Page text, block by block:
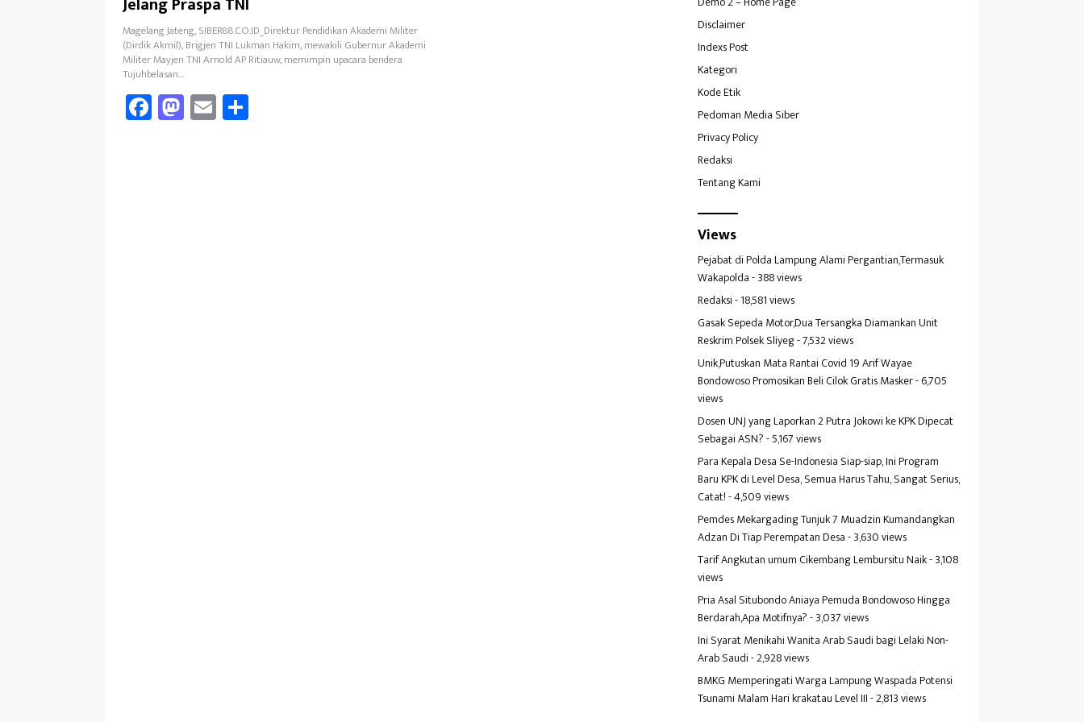
Magelang Jateng, SIBER88.CO.ID_Direktur Pendidikan Akademi Militer
(Dirdik Akmil), Brigjen TNI Lukman Hakim, mewakili Gubernur Akademi
Militer Mayjen TNI Arnold AP Ritiauw, memimpin upacara bendera
Tujuhbelasan…
Fa
ce
M
as
E
m
Disclaimer
Indexs Post
Kategori
Kode Etik
Pedoman Media Siber
Privacy Policy
Redaksi
Tentang Kami
Views
Pejabat di Polda Lampung Alami Pergantian,Termasuk
Wakapolda- 388 views
Redaksi- 18,581 views
Gasak Sepeda Motor,Dua Tersangka Diamankan Unit
Reskrim Polsek Sliyeg- 7,532 views
Unik,Putuskan Mata Rantai Covid 19 Arif Wayae
Bondowoso Promosikan Beli Cilok Gratis Masker- 6,705
views
Dosen UNJ yang Laporkan 2 Putra Jokowi ke KPK Dipecat
Sebagai ASN?- 5,167 views
Para Kepala Desa Se-Indonesia Siap-siap, Ini Program
Baru KPK di Level Desa, Semua Harus Tahu, Sangat Serius,
Catat!- 4,509 views
Pemdes Mekargading Tunjuk 7 Muadzin Kumandangkan
Adzan Di Tiap Perempatan Desa- 3,630 views
Tarif Angkutan umum Cikembang Lembursitu Naik- 3,108
views
Pria Asal Situbondo Aniaya Pemuda Bondowoso Hingga
Berdarah,Apa Motifnya?- 3,037 views
Ini Syarat Menikahi Wanita Arab Saudi bagi Lelaki Non-
Arab Saudi- 2,928 views
BMKG Memperingati Warga Lampung Waspada Potensi
Tsunami Malam Hari krakatau Level III- 2,813 views